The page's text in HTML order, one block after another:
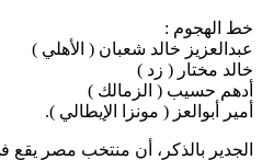
خط الهجوم :
عبدالعزيز خالد شعبان ( الأهلي )
خالد مختار ( زد )
أدهم حسيب ( الزمالك )
أمير أبوالعز ( مونزا الإيطالي ).
الجدير بالذكر، أن منتخب مصر يقع في